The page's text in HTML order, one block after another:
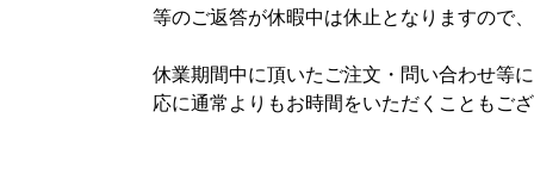
等のご返答が休暇中は休止となりますので
休業期間中に頂いたご注文・問い合わせ等
応に通常よりもお時間をいただくこともご